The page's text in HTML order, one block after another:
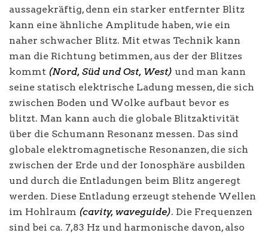
aussagekräftig, denn ein starker entfernter Blitz
kann eine ähnliche Amplitude haben, wie ein
naher schwacher Blitz. Mit etwas Technik kann
man die Richtung betimmen, aus der der Blitzes
kommt (Nord, Süd und Ost, West) und man kann
seine statisch elektrische Ladung messen, die sich
zwischen Boden und Wolke aufbaut bevor es
blitzt. Man kann auch die globale Blitzaktivität
über die Schumann Resonanz messen. Das sind
globale elektromagnetische Resonanzen, die sich
zwischen der Erde und der Ionosphäre ausbilden
und durch die Entladungen beim Blitz angeregt
werden. Diese Entladung erzeugt stehende Wellen
im Hohlraum (cavity, waveguide). Die Frequenzen
sind bei ca. 7,83 Hz und harmonische davon, also